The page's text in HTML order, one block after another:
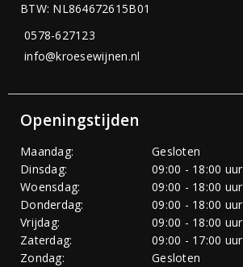
BTW: NL864672615B01
0578-627123
info@kroesewijnen.nl
Openingstijden
Maandag:
Gesloten
Dinsdag:
09:00 - 18:00 uur
Woensdag:
09:00 - 18:00 uur
Donderdag:
09:00 - 18:00 uur
Vrijdag:
09:00 - 18:00 uur
Zaterdag:
09:00 - 17:00 uur
Zondag:
Gesloten